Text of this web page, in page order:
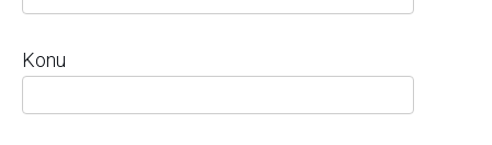
Konu